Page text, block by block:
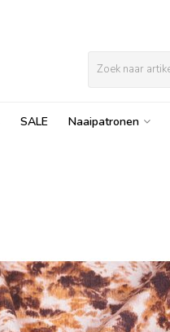
SALE Naaipatronen